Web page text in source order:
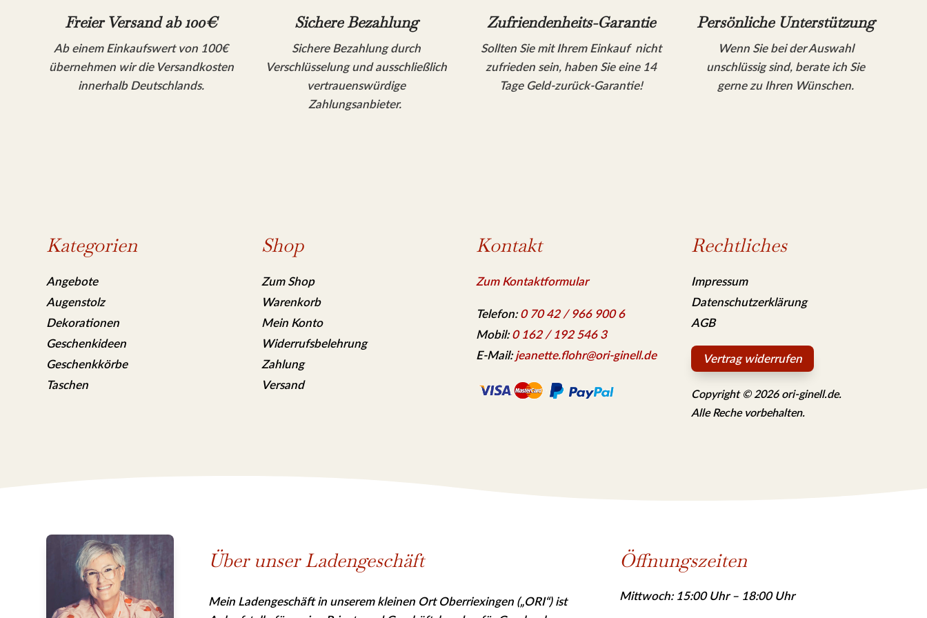
Freier Versand ab 100€
Ab einem Einkaufswert von 100€
übernehmen wir die Versandkosten
innerhalb Deutschlands.
Sichere Bezahlung
Sichere Bezahlung durch
Verschlüsselung und ausschließlich
vertrauenswürdige
Zahlungsanbieter.
Zufriendenheits-Garantie
Sollten Sie mit Ihrem Einkauf nicht
zufrieden sein, haben Sie eine 14
Tage Geld-zurück-Garantie!
Persönliche Unterstützung
Wenn Sie bei der Auswahl
unschlüssig sind, berate ich Sie
gerne zu Ihren Wünschen.
Kategorien
Angebote
Augenstolz
Dekorationen
Geschenkideen
Geschenkkörbe
Taschen
Shop
Zum Shop
Warenkorb
Mein Konto
Widerrufsbelehrung
Zahlung
Versand
Kontakt
Zum Kontaktformular
Telefon:0 70 42 / 966 900 6
Mobil:0 162 / 192 546 3
E-Mail: jeanette.flohr@ori-ginell.de
Rechtliches
Impressum
Datenschutzerklärung
AGB
Vertrag widerrufen
Copyright © 2026 ori-ginell.de.
Alle Reche vorbehalten.
Über unser Ladengeschäft
Mein Ladengeschäft in unserem kleinen Ort Oberriexingen („ORI“) ist
Öffnungszeiten
Mittwoch: 15:00 Uhr – 18:00 Uhr